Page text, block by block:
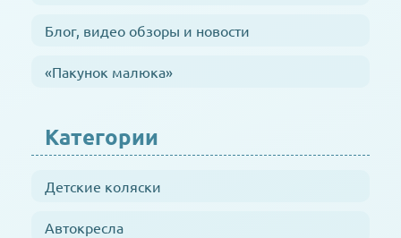
Блог, видео обзоры и новости
«Пакунок малюка»
Категории
Детские коляски
Автокресла